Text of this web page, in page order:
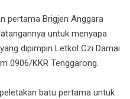
pertama Brigjen Anggara
untuk menyapa
dipimpin Letkol Czi Damai
0906/KKR Tenggarong.
batu pertama untuk